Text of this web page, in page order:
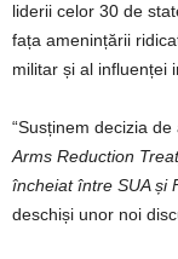
liderii celor 30 de
fața amenințării
militar și al influenței
“Susținem decizia
Arms Reduction
încheiat între SUA și
deschiși unor noi